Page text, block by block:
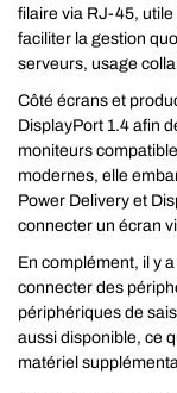
filaire via RJ-45,
faciliter la gestion
serveurs, usage
Côté écrans et
DisplayPort 1.4 afin
moniteurs
modernes, elle
Power Delivery et
connecter un écran
En complément, il y
connecter des
périphériques de
aussi disponible, ce
matériel